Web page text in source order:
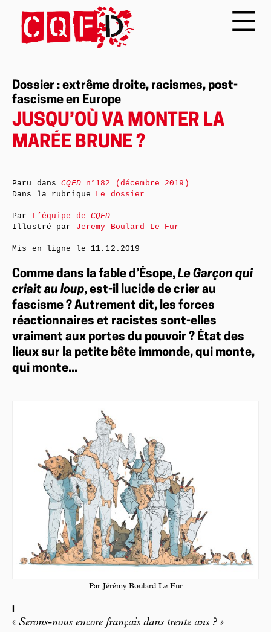
Dossier : extrême droite, racismes, post-
fascisme en Europe
JUSQU’OÙ VA MONTER LA
MARÉE BRUNE ?
Comme dans la fable d’Ésope, Le Garçon qui
criait au loup, est-il lucide de crier au
fascisme ? Autrement dit, les forces
réactionnaires et racistes sont-elles
vraiment aux portes du pouvoir ? État des
lieux sur la petite bête immonde, qui monte,
qui monte...
Par Jérémy Boulard Le Fur
I
« Serons-nous encore français dans trente ans ? »
Paru dansCQFDn°182 (décembre 2019)
Dans la rubrique Le dossier
Par L’équipe deCQFD
Illustré par Jeremy Boulard Le Fur
Mis en ligne le 11.12.2019